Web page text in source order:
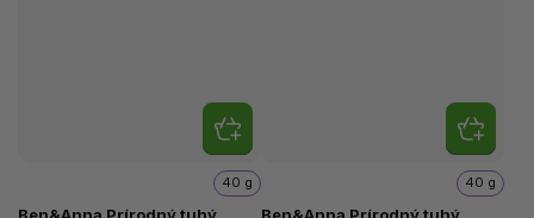
Ben&Anna Prírodný tuhý
40 g
Ben&Anna Prírodný tuhý
40 g